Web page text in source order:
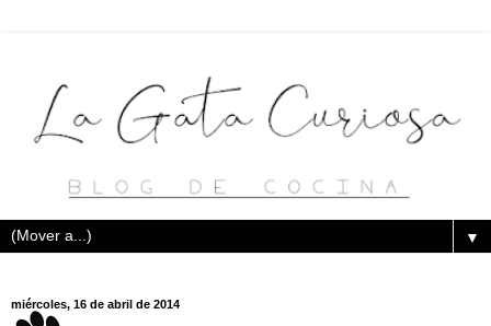
▼
miércoles, 16 de abril de 2014